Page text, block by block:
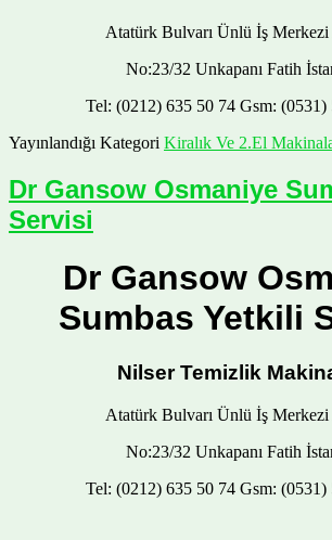
Atatürk Bulvarı Ünlü İş
No:23/32 Unkapanı Fatih
Tel: (0212) 635 50 74 Gsm: (0531)
Yayınlandığı Kategori Kiralık Ve 2.El
Dr Gansow Osmaniye
Servisi
Dr Gansow
Sumbas Yetkili
Nilser Temizlik
Atatürk Bulvarı Ünlü İş
No:23/32 Unkapanı Fatih
Tel: (0212) 635 50 74 Gsm: (0531)